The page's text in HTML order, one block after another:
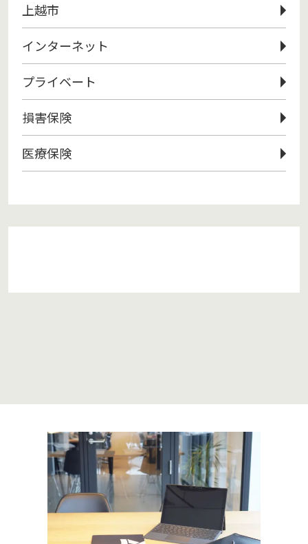
上越市
インターネット
プライベート
損害保険
医療保険